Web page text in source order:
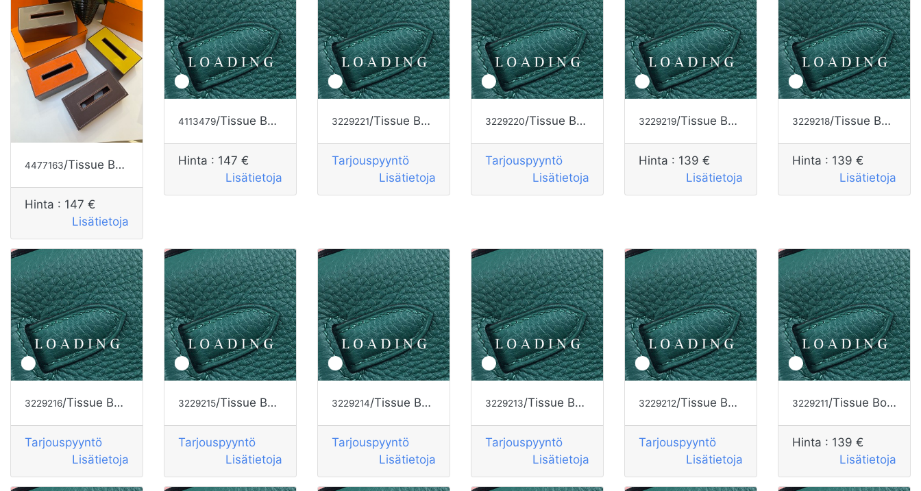
4477163/Tissue Box alkaen HERMES
Hinta : 147 €
Lisätietoja
4113479/Tissue Box alkaen HERMES
Hinta : 147 €
Lisätietoja
3229221/Tissue Box alkaen HERMES
Tarjouspyyntö
Lisätietoja
3229220/Tissue Box alkaen HERMES
Tarjouspyyntö
Lisätietoja
3229219/Tissue Box alkaen HERMES
Hinta : 139 €
Lisätietoja
3229218/Tissue Box alkaen HERMES
Hinta : 139 €
Lisätietoja
3229216/Tissue Box alkaen HERMES
Tarjouspyyntö
Lisätietoja
3229215/Tissue Box alkaen HERMES
Tarjouspyyntö
Lisätietoja
3229214/Tissue Box alkaen HERMES
Tarjouspyyntö
Lisätietoja
3229213/Tissue Box alkaen HERMES
Tarjouspyyntö
Lisätietoja
3229212/Tissue Box alkaen HERMES
Tarjouspyyntö
Lisätietoja
3229211/Tissue Box alkaen HERMES
Hinta : 139 €
Lisätietoja